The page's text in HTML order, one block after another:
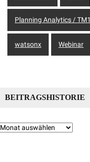
Planning Analytics / TM1
watsonx Webinar
BEITRAGSHISTORIE
Beitragshistorie